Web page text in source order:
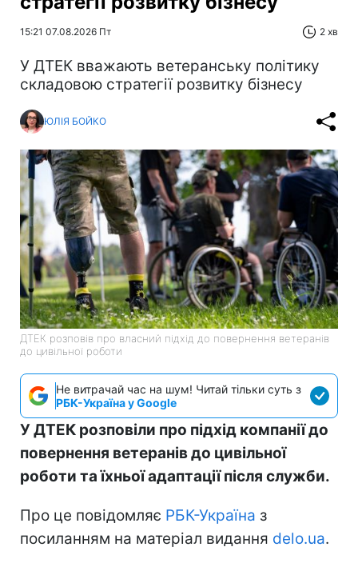
15:21 07.08.2026 Пт 2 хв
У ДТЕК вважають ветеранську політику
складовою стратегії розвитку бізнесу
ЮЛІЯ БОЙКО
ДТЕК розповів про власний підхід до повернення ветеранів
до цивільної роботи
Не витрачай час на шум! Читай тільки суть з
РБК-Україна у Google
У ДТЕК розповіли про підхід компанії до
повернення ветеранів до цивільної
роботи та їхньої адаптації після служби.
Про це повідомляє РБК-Україна з
посиланням на матеріал видання delo.ua.